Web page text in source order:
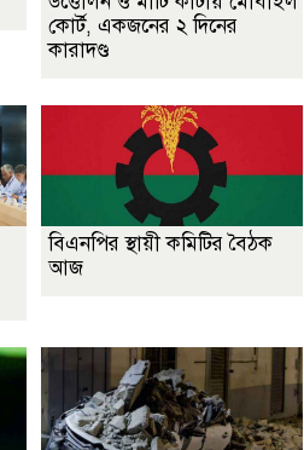
কোর্ট, একজনের ২ দিনের
কারাদণ্ড
বিএনপির স্থায়ী কমিটির বৈঠক
আজ